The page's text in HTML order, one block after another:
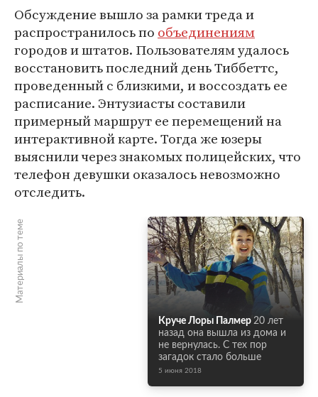
Обсуждение вышло за рамки треда и
распространилось по объединениям
городов и штатов. Пользователям удалось
восстановить последний день Тиббеттс,
проведенный с близкими, и воссоздать ее
расписание. Энтузиасты составили
примерный маршрут ее перемещений на
интерактивной карте. Тогда же юзеры
выяснили через знакомых полицейских, что
телефон девушки оказалось невозможно
отследить.
Материалы по теме
Круче Лоры Палмер 20 лет
назад она вышла из дома и
не вернулась. С тех пор
загадок стало больше
5 июня 2018